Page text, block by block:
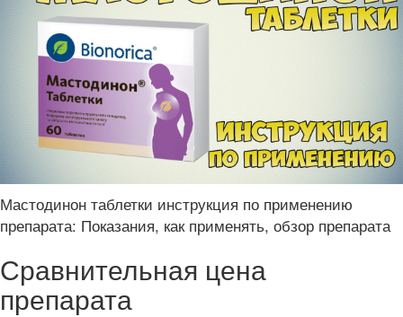
Мастодинон таблетки инструкция по применению
препарата: Показания, как применять, обзор препарата
Сравнительная цена
препарата